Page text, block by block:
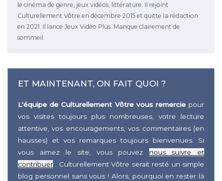
le cinéma de genre, jeux vidéos, littérature. Il rejoint
Culturellement Vôtre en décembre 2015 et quitte la rédaction
en 2021. Il lance Jeux Vidéo Plus. Manque clairement de
sommeil.
ET MAINTENANT, ON FAIT QUOI ?
L'équipe de Culturellement Vôtre vous remerciepour
vos visites toujours plus nombreuses, votre lecture
attentive, vos encouragements, vos commentaires (en
hausses) et vos remarques toujours bienvenues. Si
vous aimez le site, vous pouvez nous suivre et
contribuer : Culturellement Vôtre serait resté un simple
blog personnel sans vous ! Alors, pourquoi en rester là